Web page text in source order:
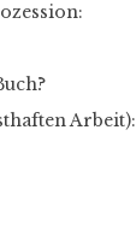
Arbeit):